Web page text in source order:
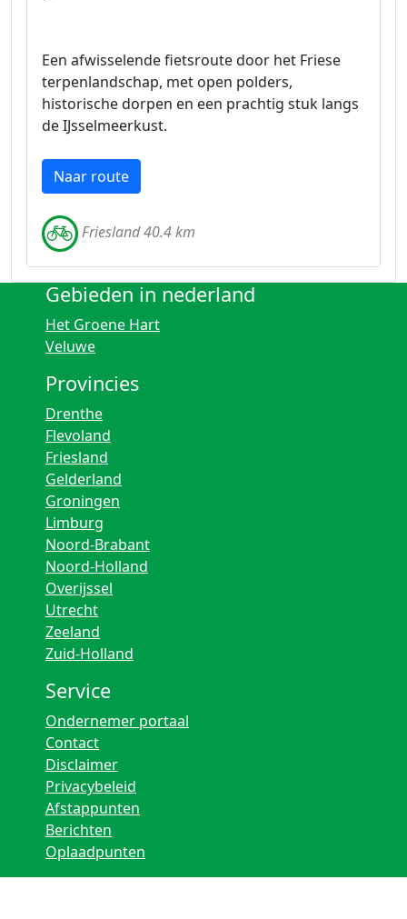
Een afwisselende fietsroute door het Friese
terpenlandschap, met open polders,
historische dorpen en een prachtig stuk langs
de IJsselmeerkust.
Naar route
Friesland 40.4 km
Gebieden in nederland
Het Groene Hart
Veluwe
Provincies
Drenthe
Flevoland
Friesland
Gelderland
Groningen
Limburg
Noord-Brabant
Noord-Holland
Overijssel
Utrecht
Zeeland
Zuid-Holland
Service
Ondernemer portaal
Contact
Disclaimer
Privacybeleid
Afstappunten
Berichten
Oplaadpunten